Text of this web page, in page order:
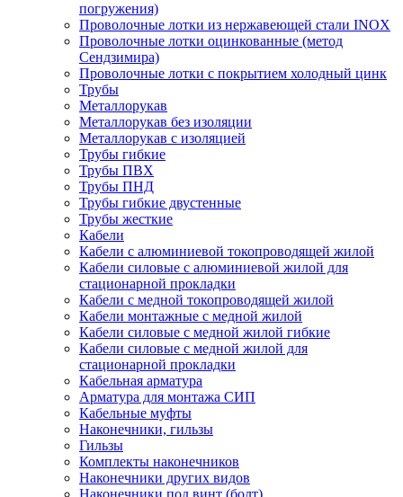
погружения)
Проволочные лотки из нержавеющей стали INOX
Проволочные лотки оцинкованные (метод
Сендзимира)
Проволочные лотки с покрытием холодный цинк
Трубы
Металлорукав
Металлорукав без изоляции
Металлорукав с изоляцией
Трубы гибкие
Трубы ПВХ
Трубы ПНД
Трубы гибкие двустенные
Трубы жесткие
Кабели
Кабели с алюминиевой токопроводящей жилой
Кабели силовые с алюминиевой жилой для
стационарной прокладки
Кабели с медной токопроводящей жилой
Кабели монтажные с медной жилой
Кабели силовые с медной жилой гибкие
Кабели силовые с медной жилой для
стационарной прокладки
Кабельная арматура
Арматура для монтажа СИП
Кабельные муфты
Наконечники, гильзы
Гильзы
Комплекты наконечников
Наконечники других видов
Наконечники под винт (болт)